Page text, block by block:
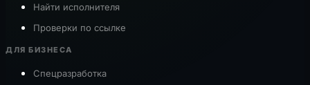
Найти исполнителя
Проверки по ссылке
ДЛЯ БИЗНЕСА
Спецразработка